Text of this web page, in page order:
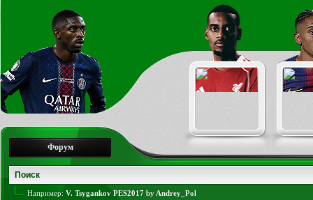
Форум
Например: V. Tsygankov PES2017 by Andrey_Pol